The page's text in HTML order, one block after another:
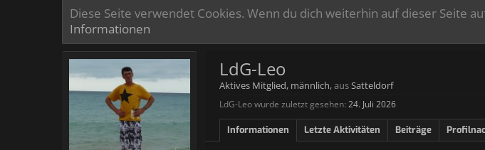
Diese Seite verwendet Cookies. Wenn du dich weiterhin auf dieser Seite
Informationen
LdG-Leo
Aktives Mitglied, männlich,ausSatteldorf
LdG-Leo wurde zuletzt gesehen: 24. Juli 2026
Informationen Letzte Aktivitäten Beiträge